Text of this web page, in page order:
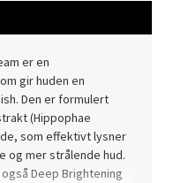
er en
gir huden en
Den er formulert
(Hippophae
som effektivt lysner
og mer strålende hud.
Deep Brightening